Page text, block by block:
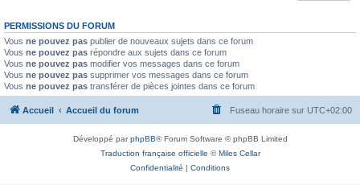
PERMISSIONS DU FORUM
Vous ne pouvez pas publier de nouveaux sujets dans ce forum
Vous ne pouvez pas répondre aux sujets dans ce forum
Vous ne pouvez pas modifier vos messages dans ce forum
Vous ne pouvez pas supprimer vos messages dans ce forum
Vous ne pouvez pas transférer de pièces jointes dans ce forum
Accueil Accueil du forum Fuseau horaire sur UTC+02:00
Développé parphpBB® Forum Software © phpBB Limited
Traduction française officielle ©Miles Cellar
Confidentialité | Conditions